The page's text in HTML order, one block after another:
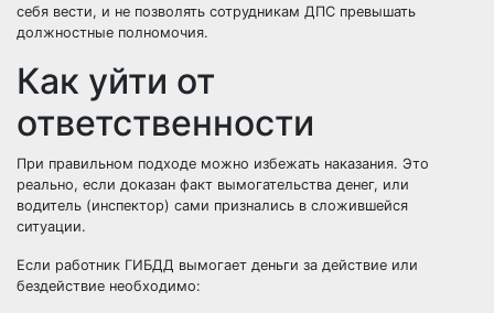
себя вести, и не позволять сотрудникам ДПС превышать
должностные полномочия.
Как уйти от
ответственности
При правильном подходе можно избежать наказания. Это
реально, если доказан факт вымогательства денег, или
водитель (инспектор) сами признались в сложившейся
ситуации.
Если работник ГИБДД вымогает деньги за действие или
бездействие необходимо: